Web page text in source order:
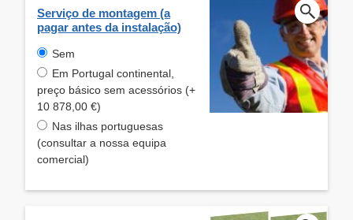
Serviço de montagem (a
pagar antes da instalação)
Sem
Em Portugal continental,
preço básico sem acessórios (+
10 878,00 €)
Nas ilhas portuguesas
(consultar a nossa equipa
comercial)